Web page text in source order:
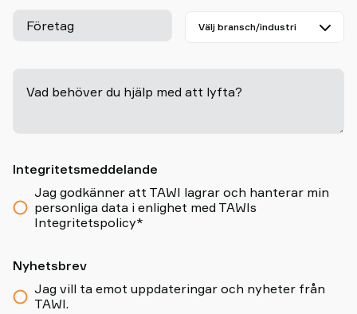
Företag
Vad behöver du hjälp med att lyfta?
Integritetsmeddelande
Jag godkänner att TAWI lagrar och hanterar min
personliga data i enlighet med TAWIs
Integritetspolicy*
Nyhetsbrev
Jag vill ta emot uppdateringar och nyheter från
TAWI.